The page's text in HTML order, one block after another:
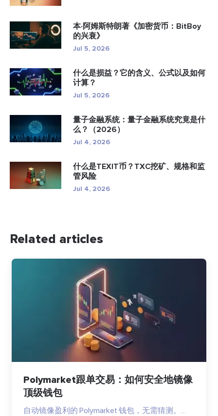
本·阿姆斯特朗著《加密货币：BitBoy
的兴衰》
Jul 5, 2026
什么是损益？它的含义、公式以及如何
计算？
Jul 5, 2026
量子金融系统：量子金融系统究竟是什
么？（2026）
Jul 4, 2026
什么是TEXIT币？TXC挖矿、规格和监
管风险
Jul 4, 2026
Related articles
Polymarket跟单交易：如何安全地镜像
顶级钱包
自动镜像盈利的 Polymarket 钱包，无需猜测。…